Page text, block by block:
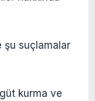
şu suçlamalar
kurma ve